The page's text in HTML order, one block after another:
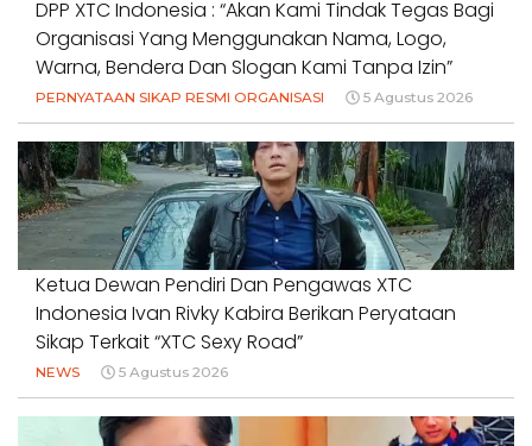
DPP XTC Indonesia : “Akan Kami Tindak Tegas Bagi
Organisasi Yang Menggunakan Nama, Logo,
Warna, Bendera Dan Slogan Kami Tanpa Izin”
PERNYATAAN SIKAP RESMI ORGANISASI 5 Agustus 2026
Ketua Dewan Pendiri Dan Pengawas XTC
Indonesia Ivan Rivky Kabira Berikan Peryataan
Sikap Terkait “XTC Sexy Road”
NEWS 5 Agustus 2026